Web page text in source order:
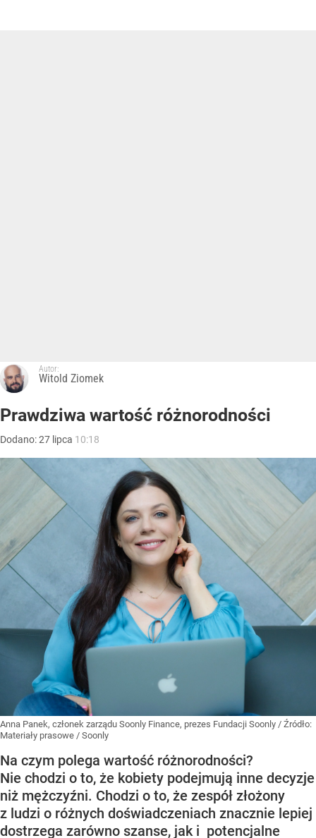
Autor:
Witold Ziomek
Prawdziwa wartość różnorodności
Dodano:27 lipca 10:18
Anna Panek, członek zarządu Soonly Finance, prezes Fundacji Soonly / Źródło:
Materiały prasowe / Soonly
Na czym polega wartość różnorodności?
Nie chodzi o to, że kobiety podejmują inne decyzje
niż mężczyźni. Chodzi o to, że zespół złożony
z ludzi o różnych doświadczeniach znacznie lepiej
dostrzega zarówno szanse, jak i potencjalne